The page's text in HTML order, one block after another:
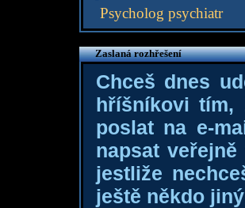
Psycholog psychiatr
Zaslaná rozhřešení
Chceš dnes
hříšníkovi tím,
poslat na e-
napsat
jestliže
ještě někdo